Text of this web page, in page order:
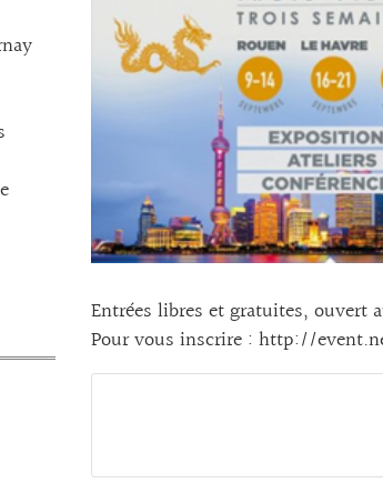
Entrées libres et gratuites, ouvert
Pour vous inscrire : http://